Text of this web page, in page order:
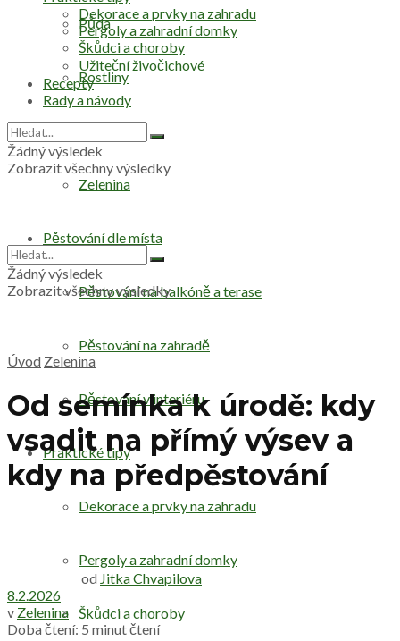
Půda
Rostliny
Zelenina
Pěstování dle místa
Pěstování na balkóně a terase
Pěstování na zahradě
Pěstování v interiéru
Praktické tipy
Dekorace a prvky na zahradu
Pergoly a zahradní domky
Škůdci a choroby
Dekorace a prvky na zahradu
Pergoly a zahradní domky
Škůdci a choroby
Užiteční živočichové
Recepty
Rady a návody
Žádný výsledek
Zobrazit všechny výsledky
Žádný výsledek
Zobrazit všechny výsledky
Úvod Zelenina
Od semínka k úrodě: kdy
vsadit na přímý výsev a
kdy na předpěstování
od Jitka Chvapilova
8.2.2026
v Zelenina
Doba čtení: 5 minut čtení